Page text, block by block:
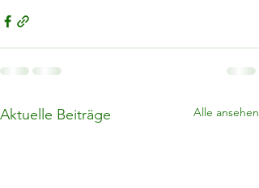
Aktuelle Beiträge Alle ansehen